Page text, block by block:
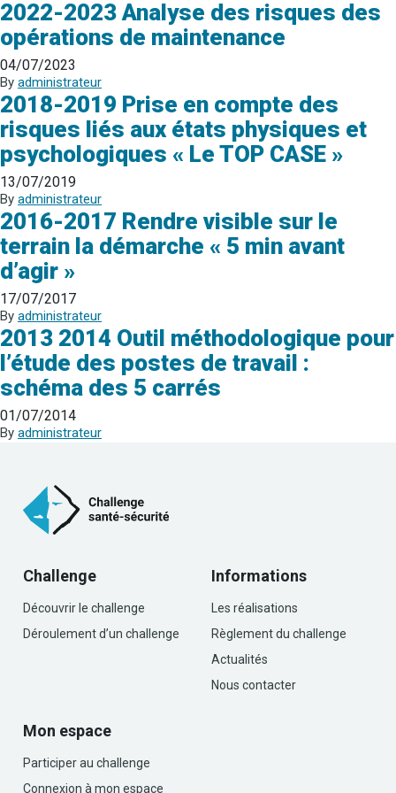
2022-2023 Analyse des risques des
opérations de maintenance
04/07/2023
By administrateur
2018-2019 Prise en compte des
risques liés aux états physiques et
psychologiques « Le TOP CASE »
13/07/2019
By administrateur
2016-2017 Rendre visible sur le
terrain la démarche « 5 min avant
d’agir »
17/07/2017
By administrateur
2013 2014 Outil méthodologique pour
l’étude des postes de travail :
schéma des 5 carrés
01/07/2014
By administrateur
Challenge
Découvrir le challenge
Déroulement d’un challenge
Informations
Les réalisations
Règlement du challenge
Actualités
Nous contacter
Mon espace
Participer au challenge
Connexion à mon espace